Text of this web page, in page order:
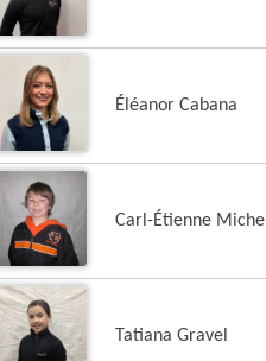
Éléanor Cabana
Carl-Étienne Michel
Tatiana Gravel